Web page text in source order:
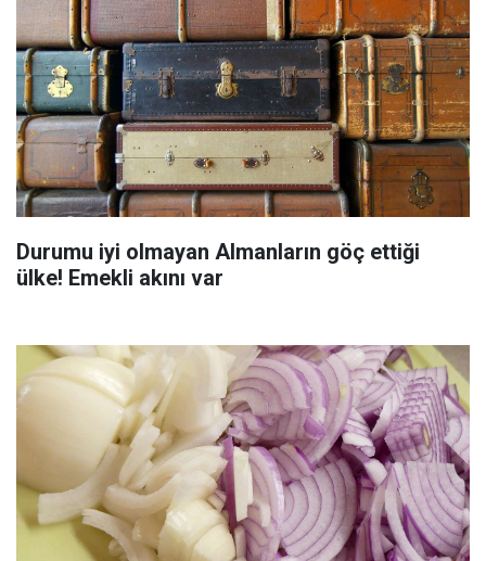
Durumu iyi olmayan Almanların göç ettiği
ülke! Emekli akını var